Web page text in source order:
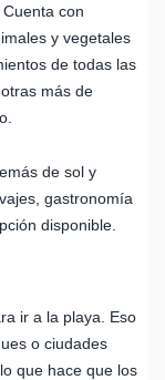
con
y vegetales
de todas las
más de
de sol y
gastronomía
disponible.
ir a la playa. Eso
o ciudades
que hace que los